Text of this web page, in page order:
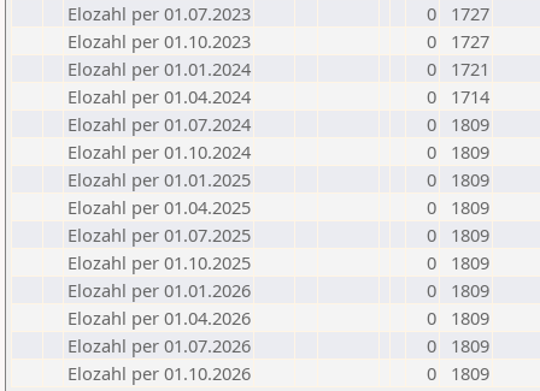
Elozahl per 01.07.2023
0
1727
Elozahl per 01.10.2023
0
1727
Elozahl per 01.01.2024
0
1721
Elozahl per 01.04.2024
0
1714
Elozahl per 01.07.2024
0
1809
Elozahl per 01.10.2024
0
1809
Elozahl per 01.01.2025
0
1809
Elozahl per 01.04.2025
0
1809
Elozahl per 01.07.2025
0
1809
Elozahl per 01.10.2025
0
1809
Elozahl per 01.01.2026
0
1809
Elozahl per 01.04.2026
0
1809
Elozahl per 01.07.2026
0
1809
Elozahl per 01.10.2026
0 1809